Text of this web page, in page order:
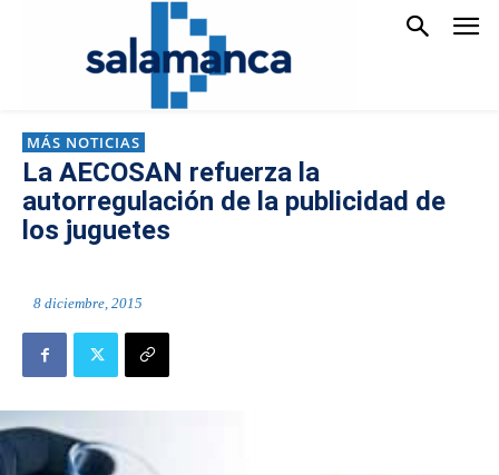
MÁS NOTICIAS
La AECOSAN refuerza la
autorregulación de la publicidad de
los juguetes
8 diciembre, 2015